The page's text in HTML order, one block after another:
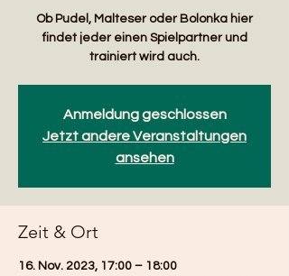
Ob Pudel, Malteser oder Bolonka hier
findet jeder einen Spielpartner und
trainiert wird auch.
Anmeldung geschlossen
Jetzt andere Veranstaltungen
ansehen
Zeit & Ort
16. Nov. 2023, 17:00 – 18:00